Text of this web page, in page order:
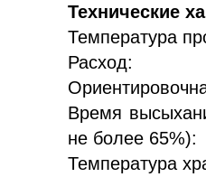
Технические
Время
не более